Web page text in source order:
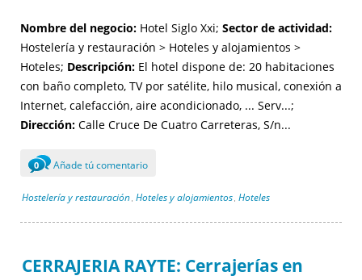
Nombre del negocio: Hotel Siglo Xxi; Sector de actividad:
Hostelería y restauración > Hoteles y alojamientos >
Hoteles; Descripción: El hotel dispone de: 20 habitaciones
con baño completo, TV por satélite, hilo musical, conexión a
Internet, calefacción, aire acondicionado, ... Serv...;
Dirección: Calle Cruce De Cuatro Carreteras, S/n...
0 Añade tú comentario
Hostelería y restauración , Hoteles y alojamientos , Hoteles
CERRAJERIA RAYTE: Cerrajerías en